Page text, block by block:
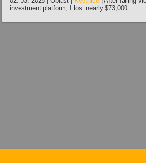
investment platform, I lost nearly $73,000...